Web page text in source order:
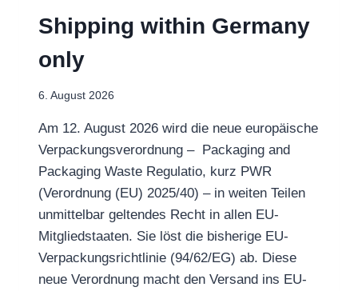
Shipping within Germany
only
6. August 2026
Am 12. August 2026 wird die neue europäische
Verpackungsverordnung – Packaging and
Packaging Waste Regulatio, kurz PWR
(Verordnung (EU) 2025/40) – in weiten Teilen
unmittelbar geltendes Recht in allen EU-
Mitgliedstaaten. Sie löst die bisherige EU-
Verpackungsrichtlinie (94/62/EG) ab. Diese
neue Verordnung macht den Versand ins EU-